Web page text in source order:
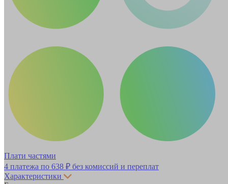
Плати частями
4 платежа по 638 ₽ без комиссий и переплат
Характеристики